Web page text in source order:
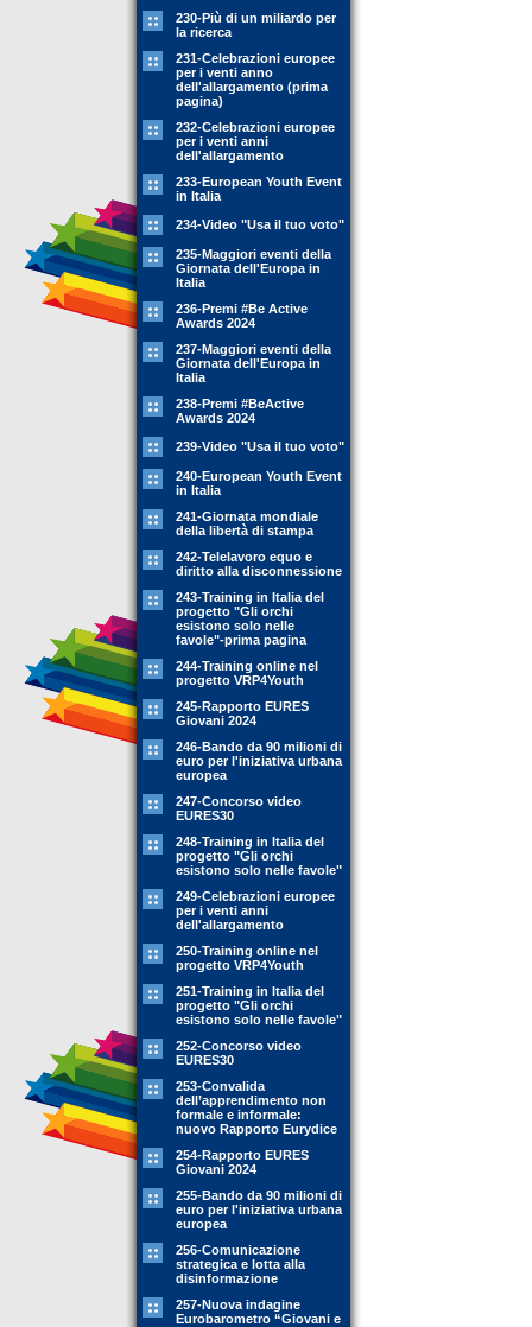
230-Più di un miliardo per
la ricerca
231-Celebrazioni europee
per i venti anno
dell'allargamento (prima
pagina)
232-Celebrazioni europee
per i venti anni
dell'allargamento
233-European Youth Event
in Italia
234-Video "Usa il tuo voto"
235-Maggiori eventi della
Giornata dell'Europa in
Italia
236-Premi #Be Active
Awards 2024
237-Maggiori eventi della
Giornata dell'Europa in
Italia
238-Premi #BeActive
Awards 2024
239-Video "Usa il tuo voto"
240-European Youth Event
in Italia
241-Giornata mondiale
della libertà di stampa
242-Telelavoro equo e
diritto alla disconnessione
243-Training in Italia del
progetto "Gli orchi
esistono solo nelle
favole"-prima pagina
244-Training online nel
progetto VRP4Youth
245-Rapporto EURES
Giovani 2024
246-Bando da 90 milioni di
euro per l'iniziativa urbana
europea
247-Concorso video
EURES30
248-Training in Italia del
progetto "Gli orchi
esistono solo nelle favole"
249-Celebrazioni europee
per i venti anni
dell'allargamento
250-Training online nel
progetto VRP4Youth
251-Training in Italia del
progetto "Gli orchi
esistono solo nelle favole"
252-Concorso video
EURES30
253-Convalida
dell’apprendimento non
formale e informale:
nuovo Rapporto Eurydice
254-Rapporto EURES
Giovani 2024
255-Bando da 90 milioni di
euro per l'iniziativa urbana
europea
256-Comunicazione
strategica e lotta alla
disinformazione
257-Nuova indagine
Eurobarometro “Giovani e